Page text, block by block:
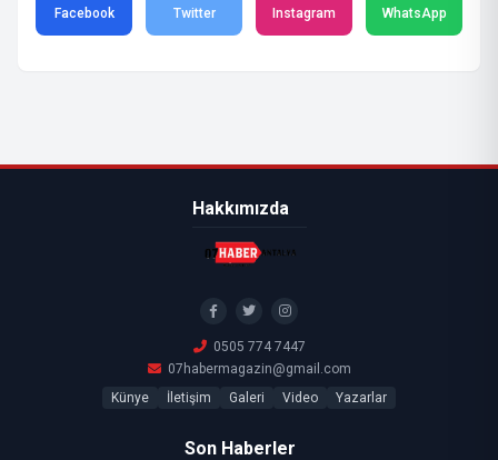
Facebook Twitter Instagram WhatsApp
Hakkımızda
0505 774 7447
07habermagazin@gmail.com
Künye
İletişim Galeri Video Yazarlar
Son Haberler